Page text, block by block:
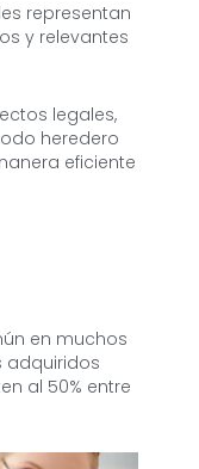
representan
y relevantes
legales,
heredero
eficiente
en muchos
adquiridos
al 50% entre